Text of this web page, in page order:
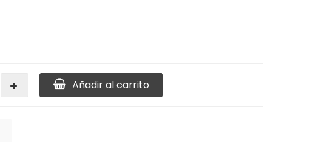
Añadir al carrito